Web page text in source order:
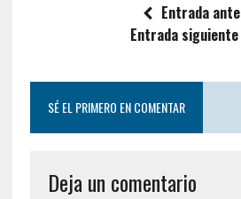
Entrada
Entrada siguiente
SÉ EL PRIMERO EN COMENTAR
Deja un comentario